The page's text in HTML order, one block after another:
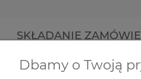
SKŁADANIE
INFORMACJE
Dbamy o Twoją